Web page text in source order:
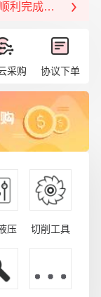
宏伟天马与航天电子超市顺利完成对接！
成功签约！
福清核电—WD-40产品交流会圆满结束
采购 协议下单
压 切削工具